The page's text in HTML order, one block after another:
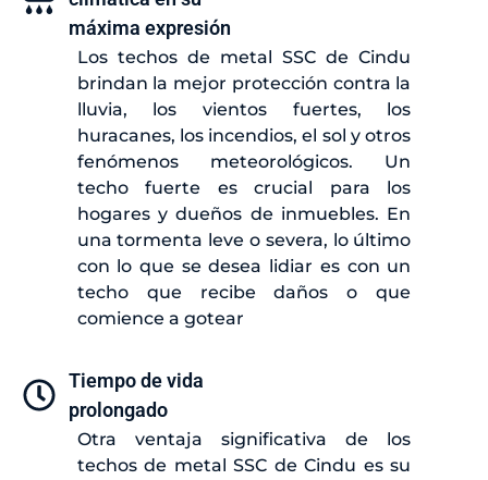
máxima expresión
Los techos de metal SSC de Cindu
brindan la mejor protección contra la
lluvia, los vientos fuertes, los
huracanes, los incendios, el sol y otros
fenómenos meteorológicos. Un
techo fuerte es crucial para los
hogares y dueños de inmuebles. En
una tormenta leve o severa, lo último
con lo que se desea lidiar es con un
techo que recibe daños o que
comience a gotear
Tiempo de vida
prolongado
Otra ventaja significativa de los
techos de metal SSC de Cindu es su